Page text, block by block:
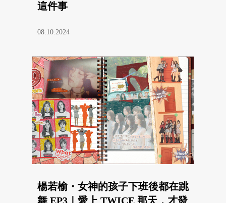
這件事
08.10.2024
楊若榆・女神的孩子下班後都在跳
舞 EP3｜愛上 TWICE 那天，才發